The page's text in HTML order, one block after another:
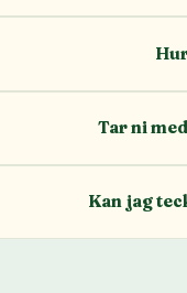
Tar ni
Kan jag